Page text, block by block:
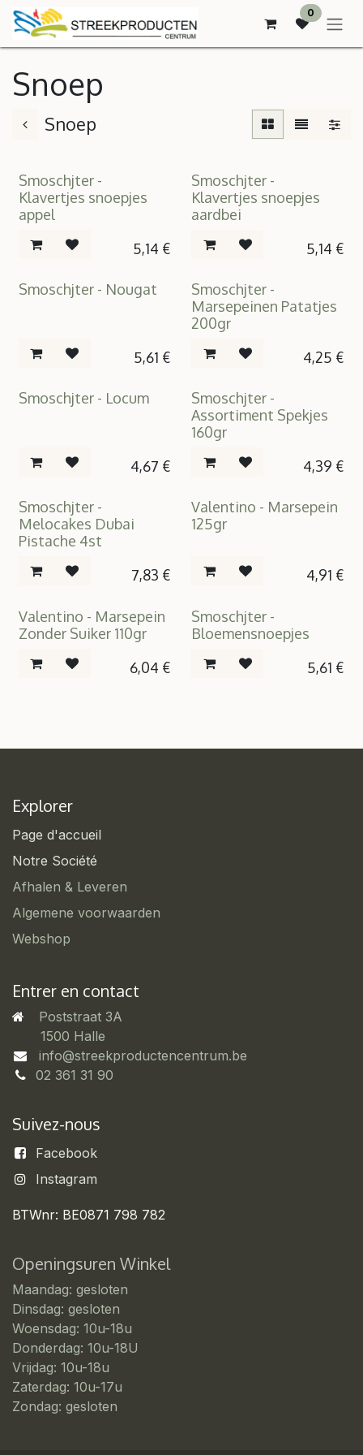
SE RENDRE AU CONTENU
0
Snoep
Snoep
Smoschjter -
Klavertjes snoepjes
appel
5,14 €
Smoschjter -
Klavertjes snoepjes
aardbei
5,14 €
Smoschjter - Nougat
5,61 €
Smoschjter -
Marsepeinen Patatjes
200gr
4,25 €
Smoschjter - Locum
4,67 €
Smoschjter -
Assortiment Spekjes
160gr
4,39 €
Smoschjter -
Melocakes Dubai
Pistache 4st
7,83 €
Valentino - Marsepein
125gr
4,91 €
Suikervrij
Valentino - Marsepein
Zonder Suiker 110gr
6,04 €
Smoschjter -
Bloemensnoepjes
5,61 €
Explorer
Page d'accueil
Notre Société
Afhalen & Leveren
Algemene voorwaarden
Webshop
Entrer en contact
Poststraat 3A
​1500 Halle
info@streekproductencentrum.be
02 361 31 90
Suivez-nous
Facebook
Instagram
BTWnr: BE0871 798 782
Openingsuren Winkel
Maandag: gesloten
Dinsdag: gesloten
Woensdag: 10u-18u
Donderdag: 10u-18U
Vrijdag: 10u-18u
Zaterdag: 10u-17u
Zondag: gesloten